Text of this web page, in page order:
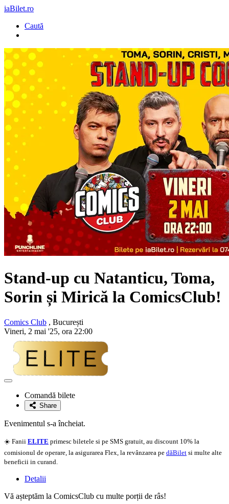
iaBilet.ro
Caută
Stand-up cu Natanticu, Toma,
Sorin și Mirică la ComicsClub!
Comics Club , București
Vineri, 2 mai '25, ora 22:00
Adaugă
favoriteComandă bilete
Share
Evenimentul s-a încheiat.
☀️ Fanii ELITE primesc biletele si pe SMS gratuit, au discount 10% la
comisionul de operare, la asigurarea Flex, la revânzarea pe dăBilet si multe alte
beneficii in curand.
Detalii
Vă așteptăm la ComicsClub cu multe porții de râs!